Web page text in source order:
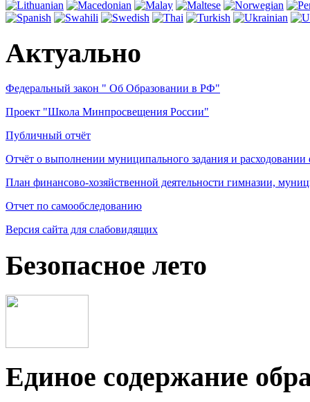
Актуально
Федеральный закон " Об Образовании в РФ"
Проект "Школа Минпросвещения России"
Публичный отчёт
Отчёт о выполнении муниципального задания и
План финансово-хозяйственной деятельности гимназии,
Отчет по самообследованию
Версия сайта для слабовидящих
Безопасное лето
Единое содержание